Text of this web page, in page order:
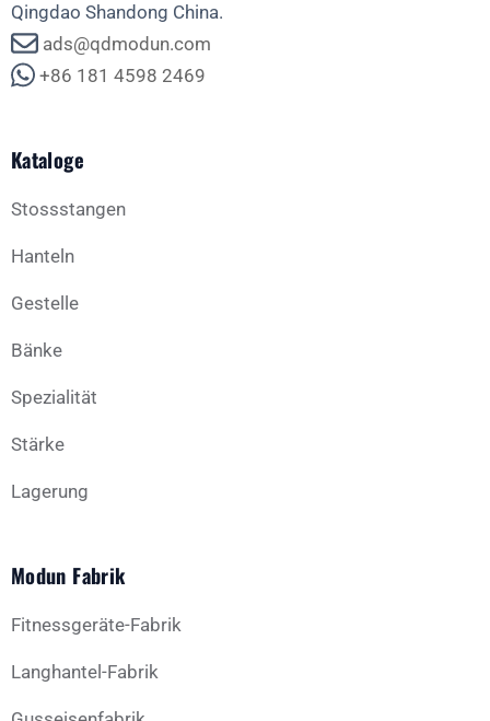
Qingdao Shandong China.
ads@qdmodun.com
+86 181 4598 2469
Kataloge
Stossstangen
Hanteln
Gestelle
Bänke
Spezialität
Stärke
Lagerung
Modun Fabrik
Fitnessgeräte-Fabrik
Langhantel-Fabrik